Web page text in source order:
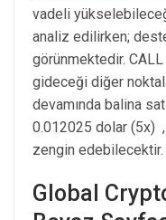
vadeli
analiz edilirken;
görünmektedir.
gideceği diğer
devamında balina
0.012025 dolar (5x)
zengin edebilecektir.
Global